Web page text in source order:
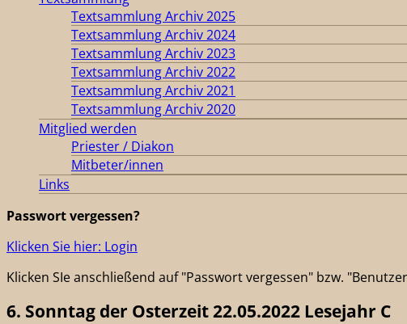
Textsammlung Archiv 2025
Textsammlung Archiv 2024
Textsammlung Archiv 2023
Textsammlung Archiv 2022
Textsammlung Archiv 2021
Textsammlung Archiv 2020
Mitglied werden
Priester / Diakon
Mitbeter/innen
Links
Passwort vergessen?
Klicken Sie hier: Login
Klicken SIe anschließend auf "Passwort vergessen" bzw.
6. Sonntag der Osterzeit 22.05.2022 Lesejahr C